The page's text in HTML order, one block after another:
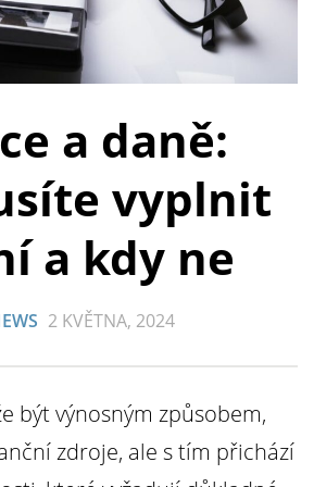
a daně:
vyplnit
a kdy ne
2 KVĚTNA, 2024
být výnosným způsobem,
zdroje, ale s tím přichází